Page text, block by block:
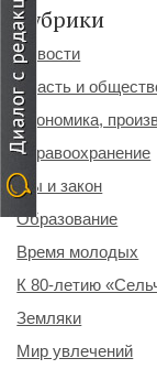
Рубрики
Новости
Власть и
Экономика,
Здравоохранение
Мы и закон
Образование
Время молодых
К 80-летию
Земляки
Мир увлечений